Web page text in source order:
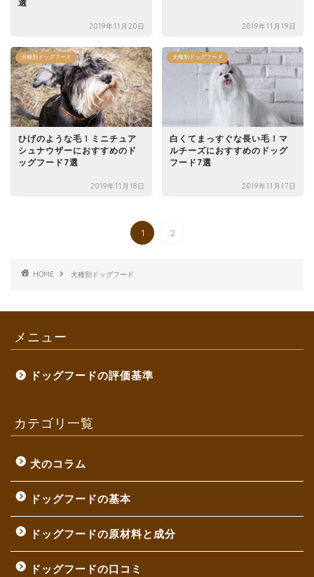
選
2019年11月20日 2019年11月19日
犬種別ドッグフード
ひげのような毛！ミニチュア
シュナウザーにおすすめのド
ッグフード7選
2019年11月18日
犬種別ドッグフード
白くてまっすぐな長い毛！マ
ルチーズにおすすめのドッグ
フード7選
2019年11月17日
1 2
HOME 犬種別ドッグフード
メニュー
ドッグフードの評価基準
カテゴリ一覧
犬のコラム
ドッグフードの基本
ドッグフードの原材料と成分
ドッグフードの口コミ